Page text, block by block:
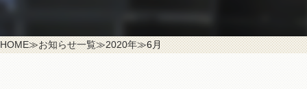
HOME≫お知らせ一覧≫2020年≫6月